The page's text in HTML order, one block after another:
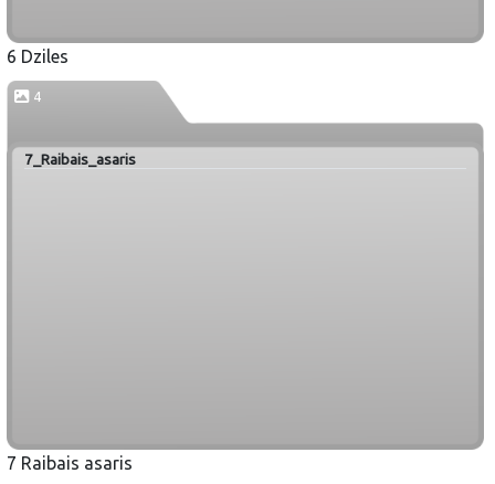
6 Dziles
4
7_Raibais_asaris
7 Raibais asaris